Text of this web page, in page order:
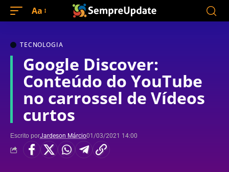
Aa
TECNOLOGIA
Google Discover:
Conteúdo do YouTube
no carrossel de Vídeos
curtos
Escrito porJardeson Márcio01/03/2021 14:00